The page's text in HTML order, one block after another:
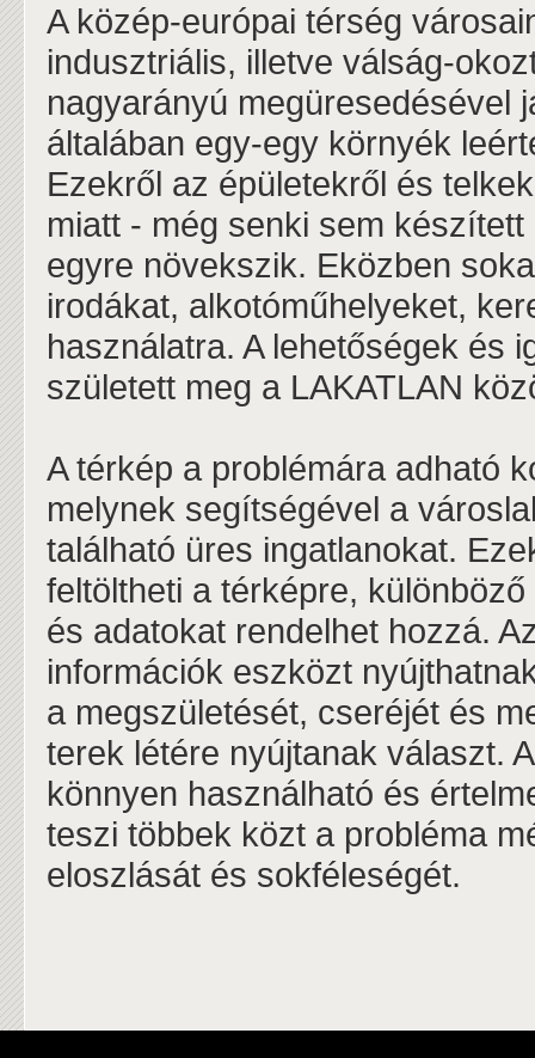
A közép-európai térség
indusztriális, illetve válság-
nagyarányú megüresedésével
általában egy-egy környék
Ezekről az épületekről és
miatt - még senki sem
egyre növekszik. Eközben
irodákat, alkotóműhelyeket,
használatra. A lehetőségek és
született meg a LAKATLAN
A térkép a problémára adható
melynek segítségével a
található üres ingatlanokat.
feltöltheti a térképre,
és adatokat rendelhet hozzá.
információk eszközt
a megszületését, cseréjét és
terek létére nyújtanak választ.
könnyen használható és
teszi többek közt a probléma
eloszlását és sokféleségét.